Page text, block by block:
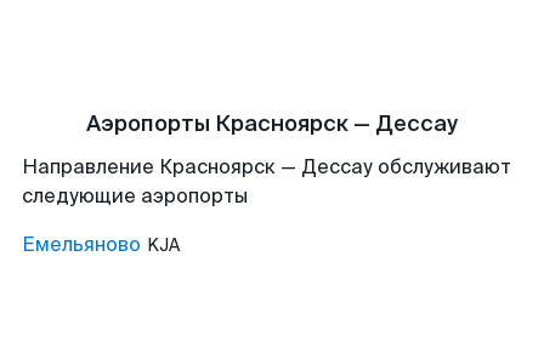
Аэропорты Красноярск — Дессау
Направление Красноярск — Дессау обслуживают
следующие аэропорты
Емельяново KJA